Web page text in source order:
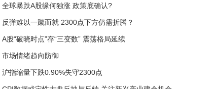
全球暴跌A股缘何独涨 政策底确认?
反弹难以一蹴而就 2300点下方仍需折腾？
A股“破晓时点”存“三变数” 震荡格局延续
市场情绪趋向防御
沪指缩量下跌0.90%失守2300点